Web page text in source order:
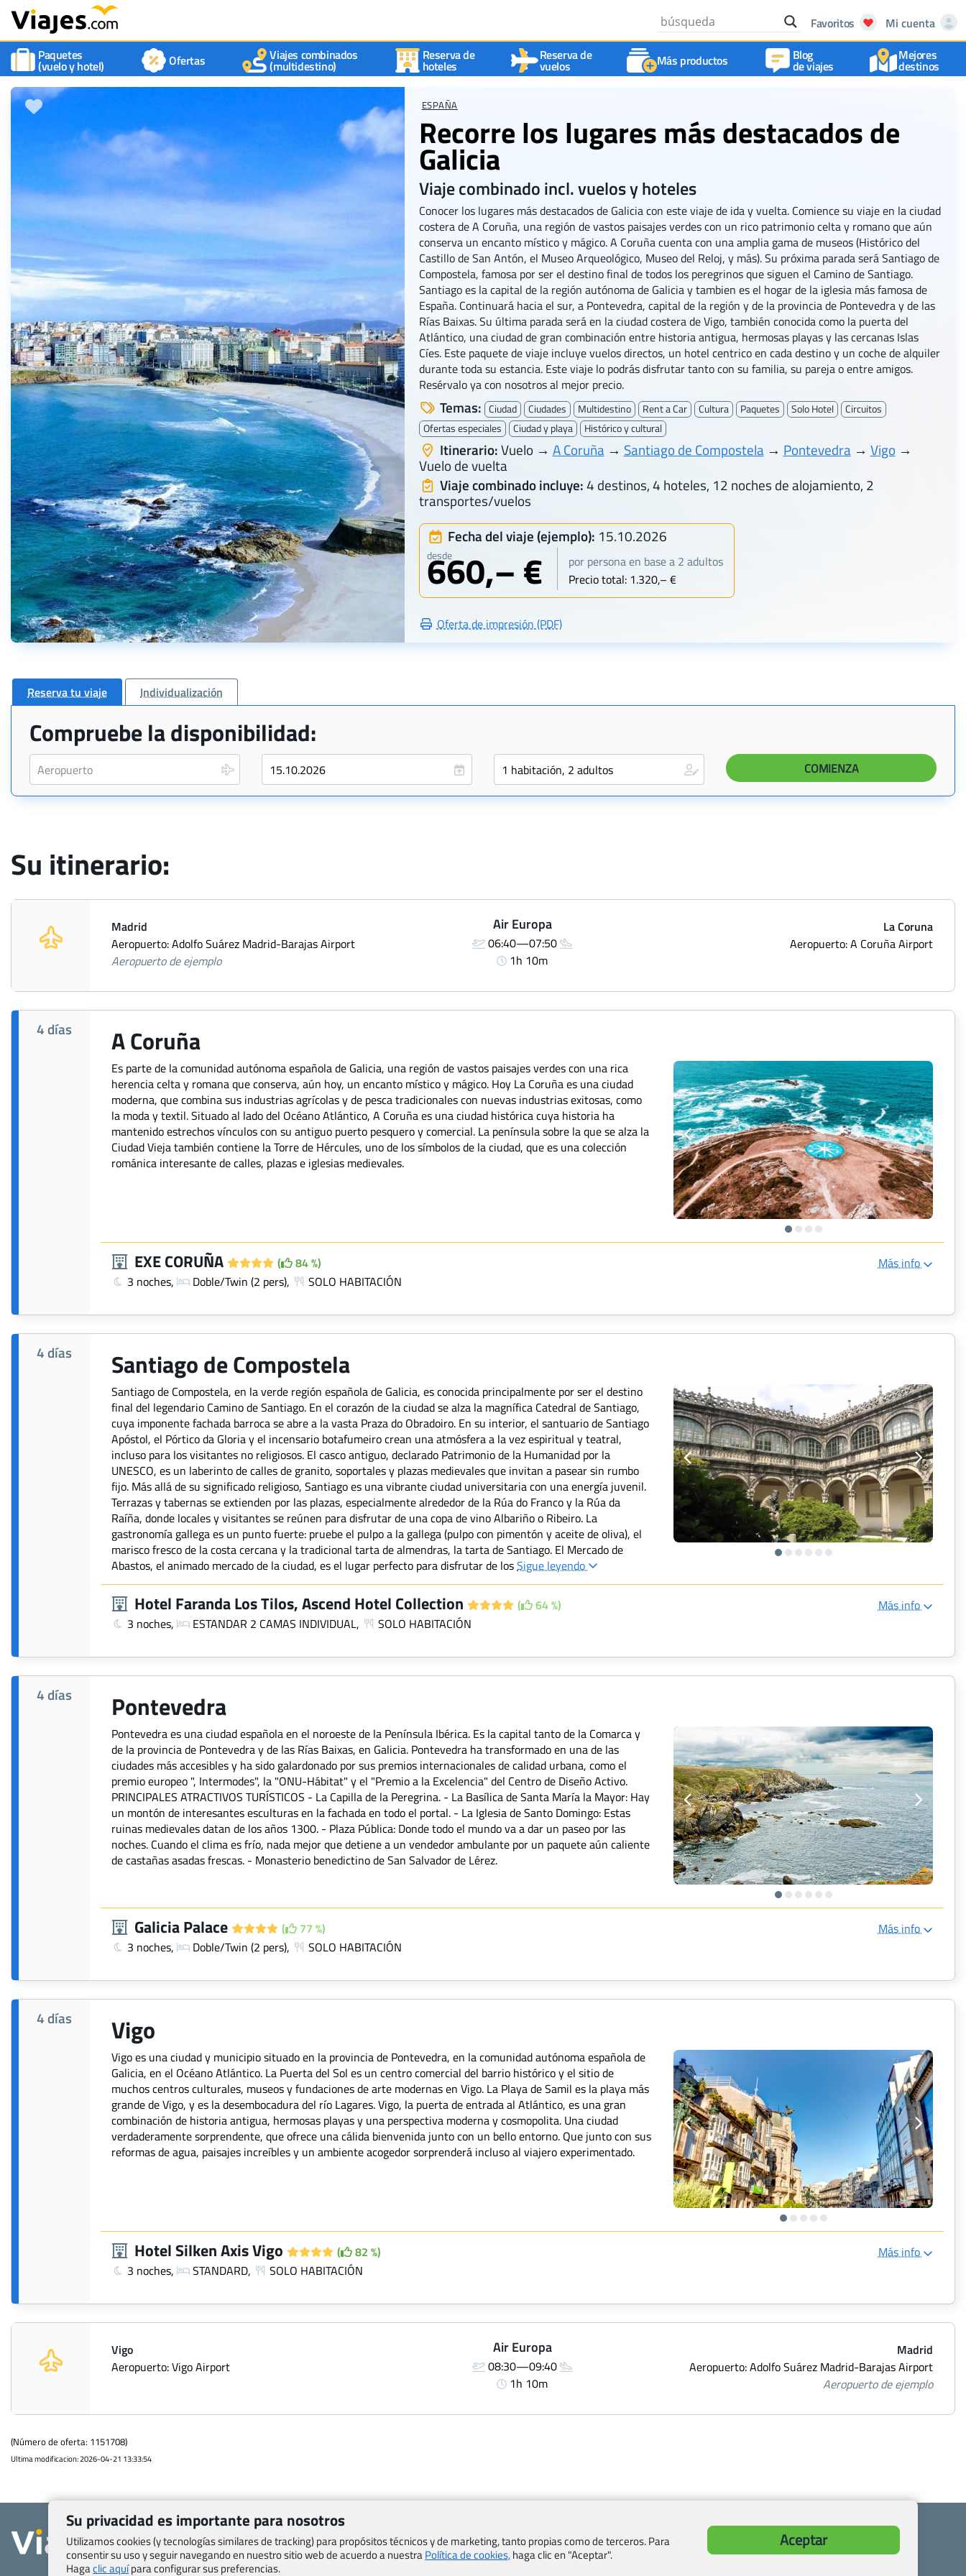
Favoritos
Mi cuenta
Paquetes
(vuelo y hotel) Ofertas Viajes combinados
(multidestino)
Reserva de
hoteles
Reserva de
vuelos Más productos Blog
de viajes
Mejores
destinos
ESPAÑA
Recorre los lugares más destacados de
Galicia
Viaje combinado incl. vuelos y hoteles
Conocer los lugares más destacados de Galicia con este viaje de ida y vuelta. Comience su viaje en la ciudad
costera de A Coruña, una región de vastos paisajes verdes con un rico patrimonio celta y romano que aún
conserva un encanto místico y mágico. A Coruña cuenta con una amplia gama de museos (Histórico del
Castillo de San Antón, el Museo Arqueológico, Museo del Reloj, y más). Su próxima parada será Santiago de
Compostela, famosa por ser el destino final de todos los peregrinos que siguen el Camino de Santiago.
Santiago es la capital de la región autónoma de Galicia y tambien es el hogar de la iglesia más famosa de
España. Continuará hacia el sur, a Pontevedra, capital de la región y de la provincia de Pontevedra y de las
Rías Baixas. Su última parada será en la ciudad costera de Vigo, también conocida como la puerta del
Atlántico, una ciudad de gran combinación entre historia antigua, hermosas playas y las cercanas Islas
Cíes. Este paquete de viaje incluye vuelos directos, un hotel centrico en cada destino y un coche de alquiler
durante toda su estancia. Este viaje lo podrás disfrutar tanto con su familia, su pareja o entre amigos.
Resérvalo ya con nosotros al mejor precio.
Temas: Ciudad Ciudades Multidestino Rent a Car Cultura Paquetes Solo Hotel
Circuitos
Ofertas especiales
Ciudad y playa Histórico y cultural
Itinerario:Vuelo → A Coruña→ Santiago de Compostela→ Pontevedra→ Vigo →
Vuelo de vuelta
Viaje combinado incluye:4 destinos, 4 hoteles, 12 noches de alojamiento, 2
transportes/vuelos
Fecha del viaje (ejemplo): 15.10.2026
desde
660,– €
por persona en base a 2 adultos
Precio total: 1.320,– €
Oferta de impresión (PDF)
Reserva tu viaje Individualización
Compruebe la disponibilidad:
Su itinerario:
Madrid
Aeropuerto: Adolfo Suárez Madrid-Barajas Airport
Aeropuerto de ejemplo
Air Europa
06:40—07:50
1h 10m
La Coruna
Aeropuerto: A Coruña Airport
4 días A Coruña
Es parte de la comunidad autónoma española de Galicia, una región de vastos paisajes verdes con una rica
herencia celta y romana que conserva, aún hoy, un encanto místico y mágico. Hoy La Coruña es una ciudad
moderna, que combina sus industrias agrícolas y de pesca tradicionales con nuevas industrias exitosas, como
la moda y textil. Situado al lado del Océano Atlántico, A Coruña es una ciudad histórica cuya historia ha
mantenido estrechos vínculos con su antiguo puerto pesquero y comercial. La península sobre la que se alza la
Ciudad Vieja también contiene la Torre de Hércules, uno de los símbolos de la ciudad, que es una colección
románica interesante de calles, plazas e iglesias medievales.
EXE CORUÑA (
84 %)
3 noches,
Doble/Twin (2 pers), SOLO HABITACIÓN
Más info
4 días Santiago de Compostela
Santiago de Compostela, en la verde región española de Galicia, es conocida principalmente por ser el destino
final del legendario Camino de Santiago. En el corazón de la ciudad se alza la magnífica Catedral de Santiago,
cuya imponente fachada barroca se abre a la vasta Praza do Obradoiro. En su interior, el santuario de Santiago
Apóstol, el Pórtico da Gloria y el incensario botafumeiro crean una atmósfera a la vez espiritual y teatral,
incluso para los visitantes no religiosos. El casco antiguo, declarado Patrimonio de la Humanidad por la
UNESCO, es un laberinto de calles de granito, soportales y plazas medievales que invitan a pasear sin rumbo
fijo. Más allá de su significado religioso, Santiago es una vibrante ciudad universitaria con una energía juvenil.
Terrazas y tabernas se extienden por las plazas, especialmente alrededor de la Rúa do Franco y la Rúa da
Raíña, donde locales y visitantes se reúnen para disfrutar de una copa de vino Albariño o Ribeiro. La
gastronomía gallega es un punto fuerte: pruebe el pulpo a la gallega (pulpo con pimentón y aceite de oliva), el
marisco fresco de la costa cercana y la tradicional tarta de almendras, la tarta de Santiago. El Mercado de
Abastos, el animado mercado de la ciudad, es el lugar perfecto para disfrutar de losSigue leyendo
Hotel Faranda Los Tilos, Ascend Hotel Collection (
64 %)
3 noches,
ESTANDAR 2 CAMAS INDIVIDUAL, SOLO HABITACIÓN
Más info
4 días Pontevedra
Pontevedra es una ciudad española en el noroeste de la Península Ibérica. Es la capital tanto de la Comarca y
de la provincia de Pontevedra y de las Rías Baixas, en Galicia. Pontevedra ha transformado en una de las
ciudades más accesibles y ha sido galardonado por sus premios internacionales de calidad urbana, como el
premio europeo ", Intermodes", la "ONU-Hábitat" y el "Premio a la Excelencia" del Centro de Diseño Activo.
PRINCIPALES ATRACTIVOS TURÍSTICOS - La Capilla de la Peregrina. - La Basílica de Santa María la Mayor: Hay
un montón de interesantes esculturas en la fachada en todo el portal. - La Iglesia de Santo Domingo: Estas
ruinas medievales datan de los años 1300. - Plaza Pública: Donde todo el mundo va a dar un paseo por las
noches. Cuando el clima es frío, nada mejor que detiene a un vendedor ambulante por un paquete aún caliente
de castañas asadas frescas. - Monasterio benedictino de San Salvador de Lérez.
Galicia Palace (
77 %)
3 noches,
Doble/Twin (2 pers), SOLO HABITACIÓN
Más info
4 días Vigo
Vigo es una ciudad y municipio situado en la provincia de Pontevedra, en la comunidad autónoma española de
Galicia, en el Océano Atlántico. La Puerta del Sol es un centro comercial del barrio histórico y el sitio de
muchos centros culturales, museos y fundaciones de arte modernas en Vigo. La Playa de Samil es la playa más
grande de Vigo, y es la desembocadura del río Lagares. Vigo, la puerta de entrada al Atlántico, es una gran
combinación de historia antigua, hermosas playas y una perspectiva moderna y cosmopolita. Una ciudad
verdaderamente sorprendente, que ofrece una cálida bienvenida junto con un bello entorno. Que junto con sus
reformas de agua, paisajes increíbles y un ambiente acogedor sorprenderá incluso al viajero experimentado.
Hotel Silken Axis Vigo (
82 %)
3 noches,
STANDARD, SOLO HABITACIÓN
Más info
Vigo
Aeropuerto: Vigo Airport
Air Europa
08:30—09:40
1h 10m
Madrid
Aeropuerto: Adolfo Suárez Madrid-Barajas Airport
Aeropuerto de ejemplo
(Número de oferta: 1151708)
Ultima modificacion: 2026-04-21 13:33:54
Quienes somos
Contacto
Pasaporte, Visado, Salud y otras disposiciones
Last Minute Express S.L.U.
c/ Drago, CC HLS, Local 13
Su privacidad es importante para nosotros
Utilizamos cookies (y tecnologías similares de tracking) para propósitos técnicos y de marketing, tanto propias como de terceros. Para
consentir su uso y seguir navegando en nuestro sitio web de acuerdo a nuestraPolítica de cookies,haga clic en "Aceptar".
Hagaclic aquípara configurar sus preferencias.
Aceptar